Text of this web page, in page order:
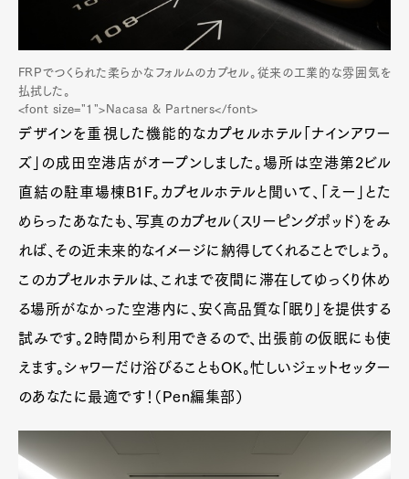
FRPでつくられた柔らかなフォルムのカプセル。従来の工業的な雰囲気を
払拭した。
<font size="1">Nacasa & Partners</font>
デザインを重視した機能的なカプセルホテル「ナインアワー
ズ」の成田空港店がオープンしました。場所は空港第2ビル
直結の駐車場棟B1F。カプセルホテルと聞いて、「えー」とた
めらったあなたも、写真のカプセル（スリーピングポッド）をみ
れば、その近未来的なイメージに納得してくれることでしょう。
このカプセルホテルは、これまで夜間に滞在してゆっくり休め
る場所がなかった空港内に、安く高品質な「眠り」を提供する
試みです。2時間から利用できるので、出張前の仮眠にも使
えます。シャワーだけ浴びることもOK。忙しいジェットセッター
のあなたに最適です！（Pen編集部）